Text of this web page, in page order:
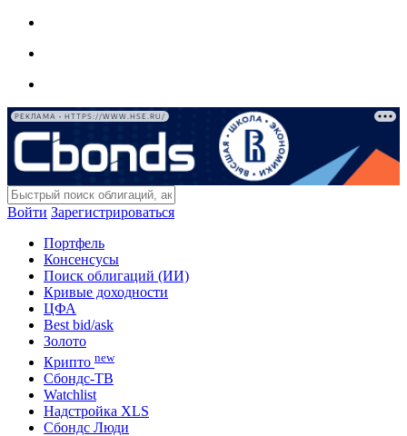
РЕКЛАМА • HTTPS://WWW.HSE.RU/
Войти Зарегистрироваться
Портфель
Консенсусы
Поиск облигаций (ИИ)
Кривые доходности
ЦФА
Best bid/ask
Золото
Крипто new
Сбондс-ТВ
Watchlist
Надстройка XLS
Сбондс Люди